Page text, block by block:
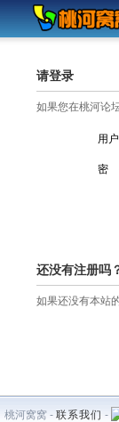
请登录
如果您在桃河论
用
密
还没有注册吗
如果还没有本站
桃河窝窝 - 联系我们 -